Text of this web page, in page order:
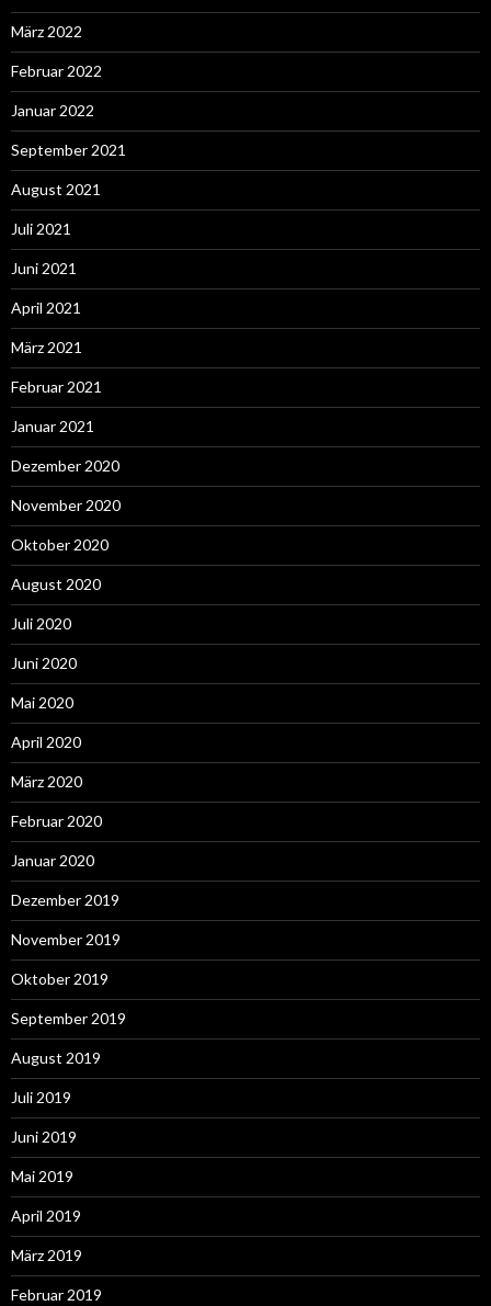
März 2022
Februar 2022
Januar 2022
September 2021
August 2021
Juli 2021
Juni 2021
April 2021
März 2021
Februar 2021
Januar 2021
Dezember 2020
November 2020
Oktober 2020
August 2020
Juli 2020
Juni 2020
Mai 2020
April 2020
März 2020
Februar 2020
Januar 2020
Dezember 2019
November 2019
Oktober 2019
September 2019
August 2019
Juli 2019
Juni 2019
Mai 2019
April 2019
März 2019
Februar 2019